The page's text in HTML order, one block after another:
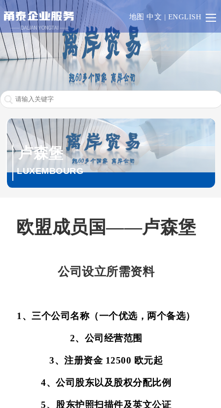
地图 中文 | ENGLISH
首
页
香
港
澳
一
欧
成
联
业
卢森堡
LUXEMBOURG
欧盟成员国——卢森堡
公司设立所需资料
1、三个公司名称（一个优选，两个备选）
2、公司经营范围
3、注册资金 12500 欧元起
4、公司股东以及股权分配比例
5、股东护照扫描件及英文公证